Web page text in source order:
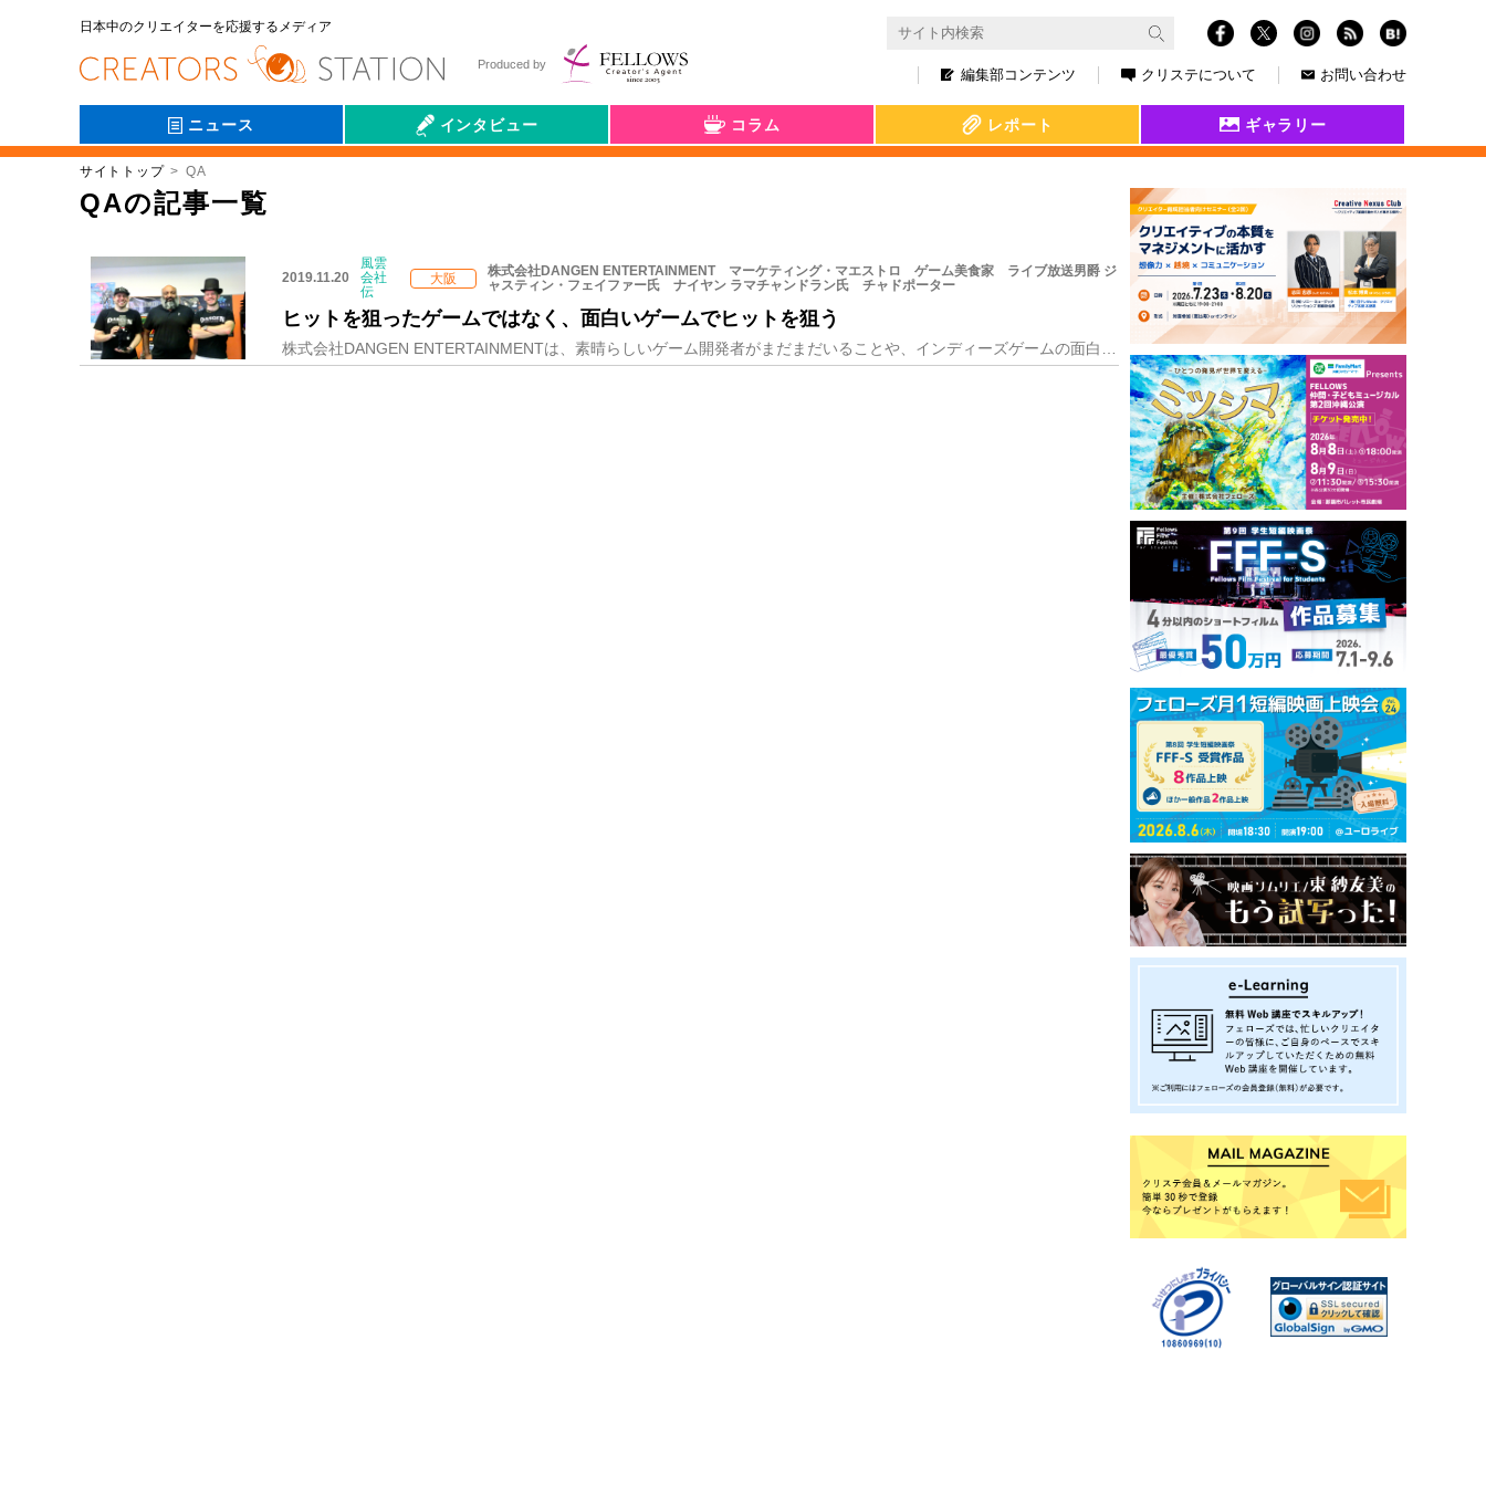
日本中のクリエイターを応援するメディア
編集部コンテンツ クリステについて お問い合わせ
Produced by
ニュース インタビュー コラム レポート ギャラリー
サイトトップ QA
QAの記事一覧
2019.11.20
風雲
会社
伝
大阪
株式会社DANGEN ENTERTAINMENT マーケティング・マエストロ ゲーム美食家 ライブ放送男爵 ジ
ャスティン・フェイファー氏 ナイヤン ラマチャンドラン氏 チャドポーター
ヒットを狙ったゲームではなく、面白いゲームでヒットを狙う